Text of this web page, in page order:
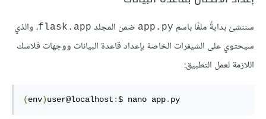
سننشئ بدايةً ملفًا باسم app.py ضمن المجلد flask.app، والذي
سيحتوي على الشيفرات الخاصة بإعداد قاعدة البيانات ووجهات فلاسك
اللازمة لعمل التطبيق:
(env)user@localhost :$ nano app. py